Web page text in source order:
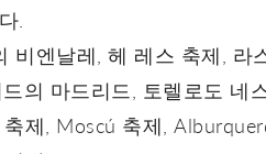
.
비엔날레, 헤 레스 축제, 라
의 마드리드, 토렐로도 네
제, Moscú 축제,